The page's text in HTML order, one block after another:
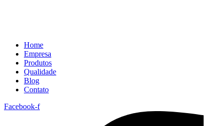
Home
Empresa
Produtos
Qualidade
Blog
Contato
Facebook-f